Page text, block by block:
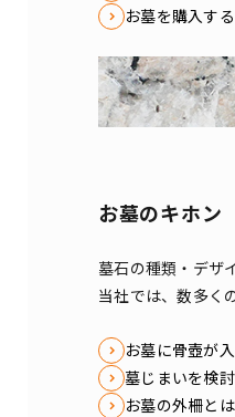
お墓を購入す
お墓のキホン
墓石の種類・デザ
当社では、数多く
お墓に骨壺が
墓じまいを検
お墓の外柵と